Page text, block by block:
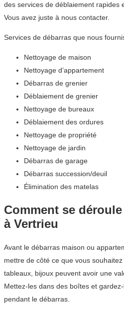
des services de déblaiement rapides
Vous avez juste à nous contacter.
Services de débarras que nous
Nettoyage de maison
Nettoyage d’appartement
Débarras de grenier
Déblaiement de grenier
Nettoyage de bureaux
Déblaiement des ordures
Nettoyage de propriété
Nettoyage de jardin
Débarras de garage
Débarras succession/deuil
Élimination des matelas
Comment se
à Vertrieu
Avant le débarras maison ou
mettre de côté ce que vous
tableaux, bijoux peuvent avoir une
Mettez-les dans des boîtes et
pendant le débarras.